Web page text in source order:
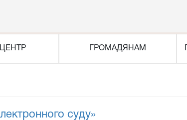
ГРОМАДЯНАМ
суду»